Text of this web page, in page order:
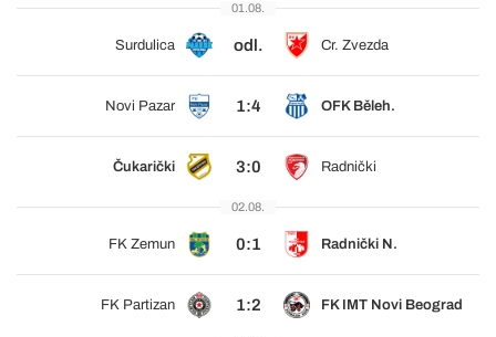
01.08.
Surdulica odl. Cr. Zvezda
Novi Pazar 1:4 OFK Běleh.
Čukarički 3:0 Radnički
02.08.
FK Zemun 0:1 Radnički N.
FK Partizan 1:2 FK IMT Novi Beograd